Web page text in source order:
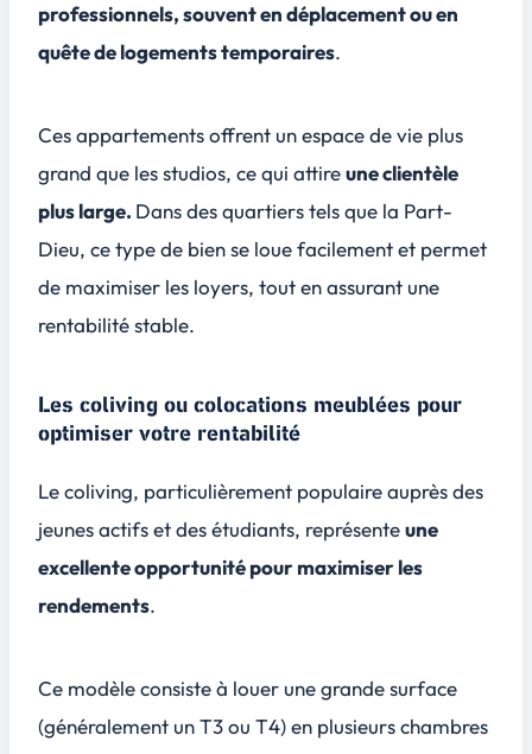
professionnels, souvent en déplacement ou en
quête de logements temporaires.
Ces appartements offrent un espace de vie plus
grand que les studios, ce qui attireune clientèle
plus large. Dans des quartiers tels que la Part-
Dieu, ce type de bien se loue facilement et permet
de maximiser les loyers, tout en assurant une
rentabilité stable.
Les coliving ou colocations meublées pour
optimiser votre rentabilité
Le coliving, particulièrement populaire auprès des
jeunes actifs et des étudiants, représenteune
excellente opportunité pour maximiser les
rendements.
Ce modèle consiste à louer une grande surface
(généralement un T3 ou T4) en plusieurs chambres